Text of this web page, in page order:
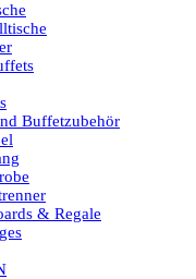
Buffetzubehör
& Regale